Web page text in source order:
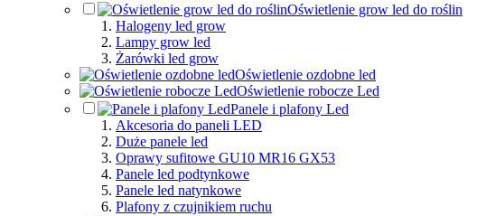
Oświetlenie grow led do roślin
Halogeny led grow
Lampy grow led
Żarówki led grow
Oświetlenie ozdobne led
Oświetlenie robocze Led
Panele i plafony Led
Akcesoria do paneli LED
Duże panele led
Oprawy sufitowe GU10 MR16 GX53
Panele led podtynkowe
Panele led natynkowe
Plafony z czujnikiem ruchu